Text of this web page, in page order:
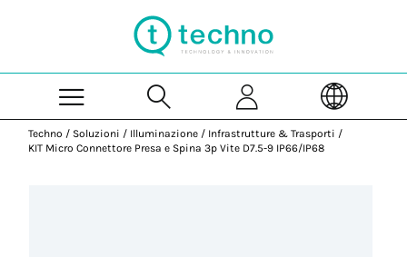
Techno / Soluzioni / Illuminazione / Infrastrutture & Trasporti /
KIT Micro Connettore Presa e Spina 3p Vite D7.5-9 IP66/IP68